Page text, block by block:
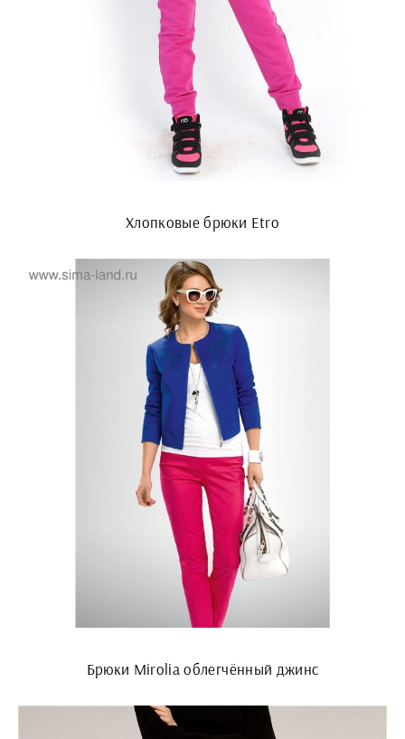
Хлопковые брюки Etro
Брюки Mirolia облегчённый джинс